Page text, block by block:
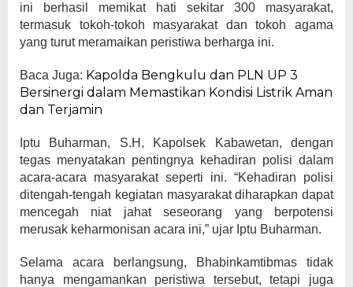
ini berhasil memikat hati sekitar 300 masyarakat,
termasuk tokoh-tokoh masyarakat dan tokoh agama
yang turut meramaikan peristiwa berharga ini.
Baca Juga: Kapolda Bengkulu dan PLN UP 3
Bersinergi dalam Memastikan Kondisi Listrik Aman
dan Terjamin
Iptu Buharman, S.H, Kapolsek Kabawetan, dengan
tegas menyatakan pentingnya kehadiran polisi dalam
acara-acara masyarakat seperti ini. “Kehadiran polisi
ditengah-tengah kegiatan masyarakat diharapkan dapat
mencegah niat jahat seseorang yang berpotensi
merusak keharmonisan acara ini,” ujar Iptu Buharman.
Selama acara berlangsung, Bhabinkamtibmas tidak
hanya mengamankan peristiwa tersebut, tetapi juga